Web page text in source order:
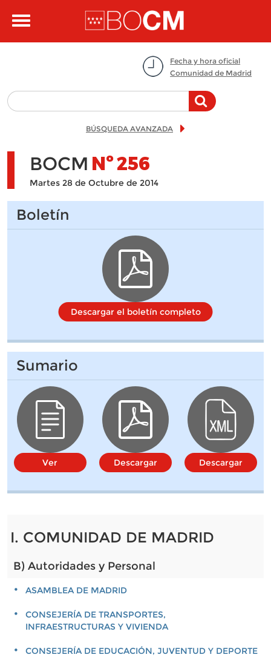
Toggle
Fecha y hora oficial
Comunidad de Madrid
BÚSQUEDA AVANZADA
BOCM Nº256
Martes 28 de Octubre de 2014
Boletín
Descargar el boletín completo
Sumario
Ver Descargar Descargar
I. COMUNIDAD DE MADRID
B) Autoridades y Personal
ASAMBLEA DE MADRID
CONSEJERÍA DE TRANSPORTES,
INFRAESTRUCTURAS Y VIVIENDA
CONSEJERÍA DE EDUCACIÓN, JUVENTUD Y DEPORTE